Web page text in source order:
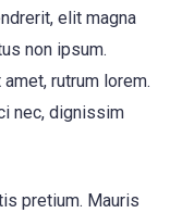
elit magna
non ipsum.
rutrum lorem.
nec, dignissim
pretium. Mauris